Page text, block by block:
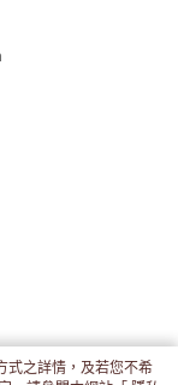
式之詳情，及若您不希